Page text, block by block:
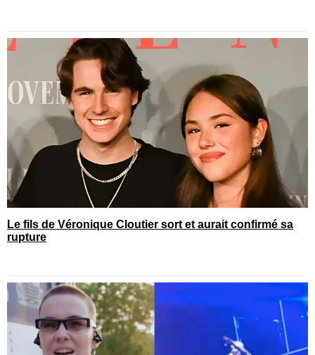
Le fils de Véronique Cloutier sort et aurait confirmé sa
rupture